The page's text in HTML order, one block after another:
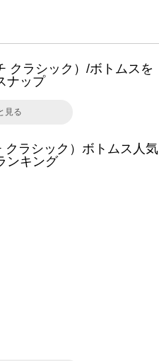
クラシック）/ボトムスを
ナップ
見る
クラシック）ボトムス人気
ンキング